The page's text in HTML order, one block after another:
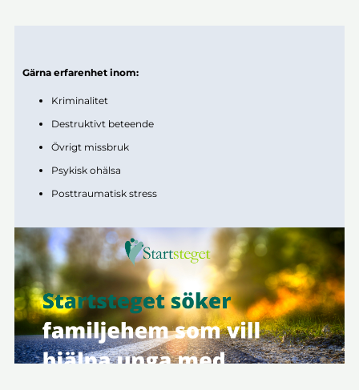
Gärna erfarenhet inom:
Kriminalitet
Destruktivt beteende
Övrigt missbruk
Psykisk ohälsa
Posttraumatisk stress